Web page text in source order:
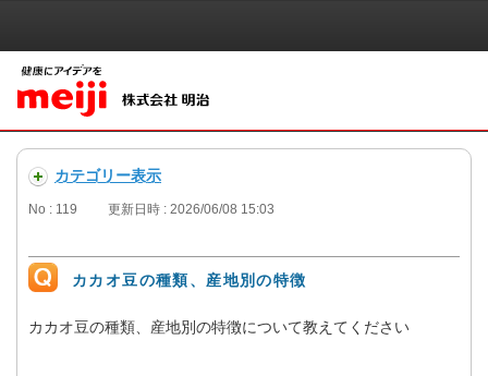
カテゴリー表示
No : 119 更新日時 : 2026/06/08 15:03
カカオ豆の種類、産地別の特徴
カカオ豆の種類、産地別の特徴について教えてください